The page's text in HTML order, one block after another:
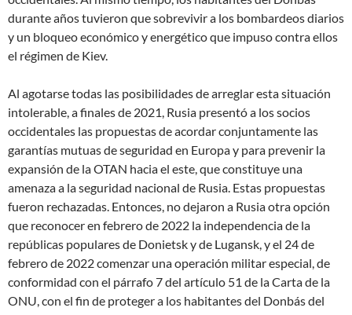
durante años tuvieron que sobrevivir a los bombardeos diarios
y un bloqueo económico y energético que impuso contra ellos
el régimen de Kiev.
Al agotarse todas las posibilidades de arreglar esta situación
intolerable, a finales de 2021, Rusia presentó a los socios
occidentales las propuestas de acordar conjuntamente las
garantías mutuas de seguridad en Europa y para prevenir la
expansión de la OTAN hacia el este, que constituye una
amenaza a la seguridad nacional de Rusia. Estas propuestas
fueron rechazadas. Entonces, no dejaron a Rusia otra opción
que reconocer en febrero de 2022 la independencia de la
repúblicas populares de Donietsk y de Lugansk, y el 24 de
febrero de 2022 comenzar una operación militar especial, de
conformidad con el párrafo 7 del artículo 51 de la Carta de la
ONU, con el fin de proteger a los habitantes del Donbás del